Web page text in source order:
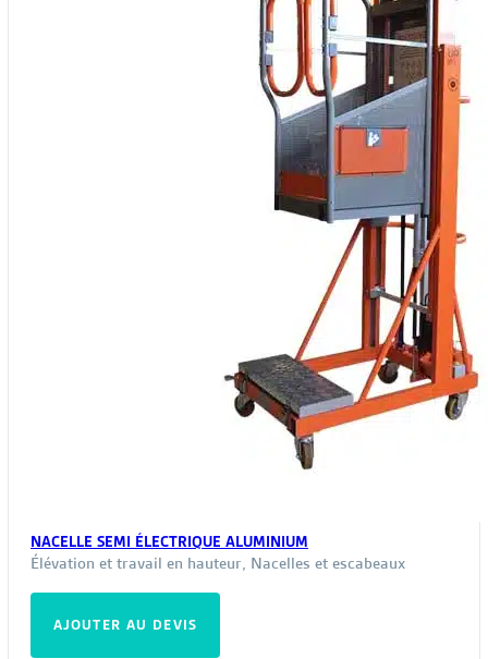
NACELLE SEMI ÉLECTRIQUE ALUMINIUM
Élévation et travail en hauteur, Nacelles et escabeaux
AJOUTER AU DEVIS